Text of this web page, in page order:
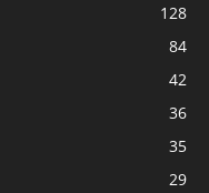
128
84
42
36
35
29